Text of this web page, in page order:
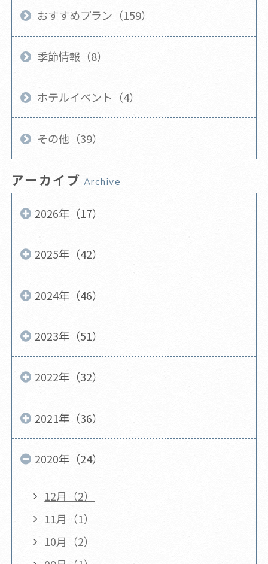
おすすめプラン（159）
季節情報（8）
ホテルイベント（4）
その他（39）
アーカイブ Archive
2026年（17）
2025年（42）
2024年（46）
2023年（51）
2022年（32）
2021年（36）
2020年（24）
12月（2）
11月（1）
10月（2）